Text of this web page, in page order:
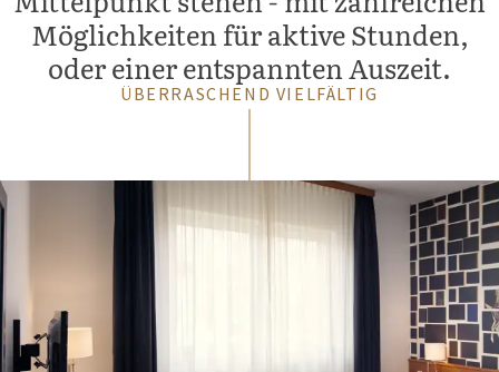
Möglichkeiten für aktive Stunden,
oder einer entspannten Auszeit.
ÜBERRASCHEND VIELFÄLTIG